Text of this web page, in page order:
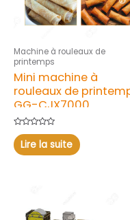
Machine à rouleaux de
printemps
Mini machine à
rouleaux de
GG-CJX7000
Note
0
sur
5
Lire la suite